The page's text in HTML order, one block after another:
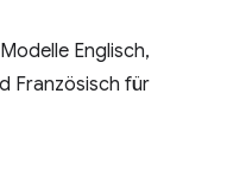
Englisch,
Französisch für